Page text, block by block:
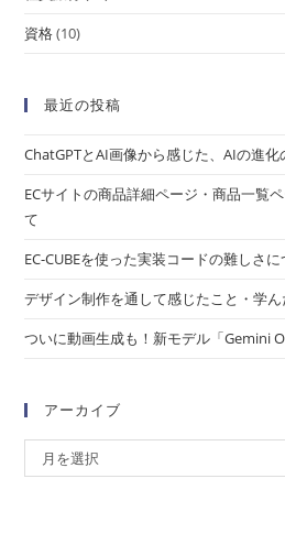
資格(10)
最近の投稿
ChatGPTとAI画像から感じた、AIの進化
ECサイトの商品詳細ページ・商品一覧
て
EC-CUBEを使った実装コードの難しさに
デザイン制作を通して感じたこと・学ん
ついに動画生成も！新モデル「Gemini
アーカイブ
月を選択